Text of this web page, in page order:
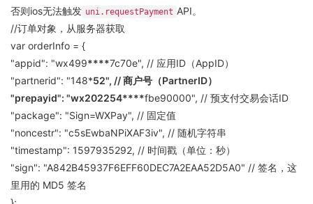
否则ios无法触发 uni.requestPayment API。
//订单对象，从服务器获取
var orderInfo = {
"appid": "wx499****7c70e", // 应用ID（AppID）
"partnerid": "148*52", // 商户号（PartnerID）
"prepayid": "wx202254****fbe90000", // 预支付交易会话ID
"package": "Sign=WXPay", // 固定值
"noncestr": "c5sEwbaNPiXAF3iv", // 随机字符串
"timestamp": 1597935292, // 时间戳（单位：秒）
"sign": "A842B45937F6EFF60DEC7A2EAA52D5A0" // 签名，这
里用的 MD5 签名